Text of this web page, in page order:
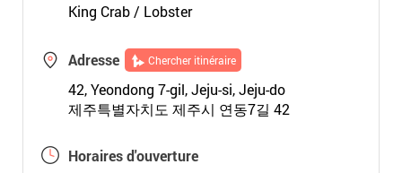
King Crab / Lobster
Adresse Chercher itinéraire
42, Yeondong 7-gil, Jeju-si, Jeju-do
제주특별자치도 제주시 연동7길 42
Horaires d'ouverture